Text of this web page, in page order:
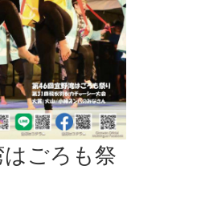
ごろも祭